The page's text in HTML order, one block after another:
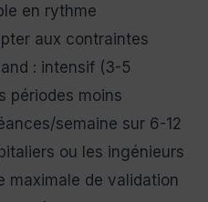
en rythme
aux contraintes
: intensif (3-5
périodes moins
semaine sur 6-12
ou les ingénieurs
maximale de validation